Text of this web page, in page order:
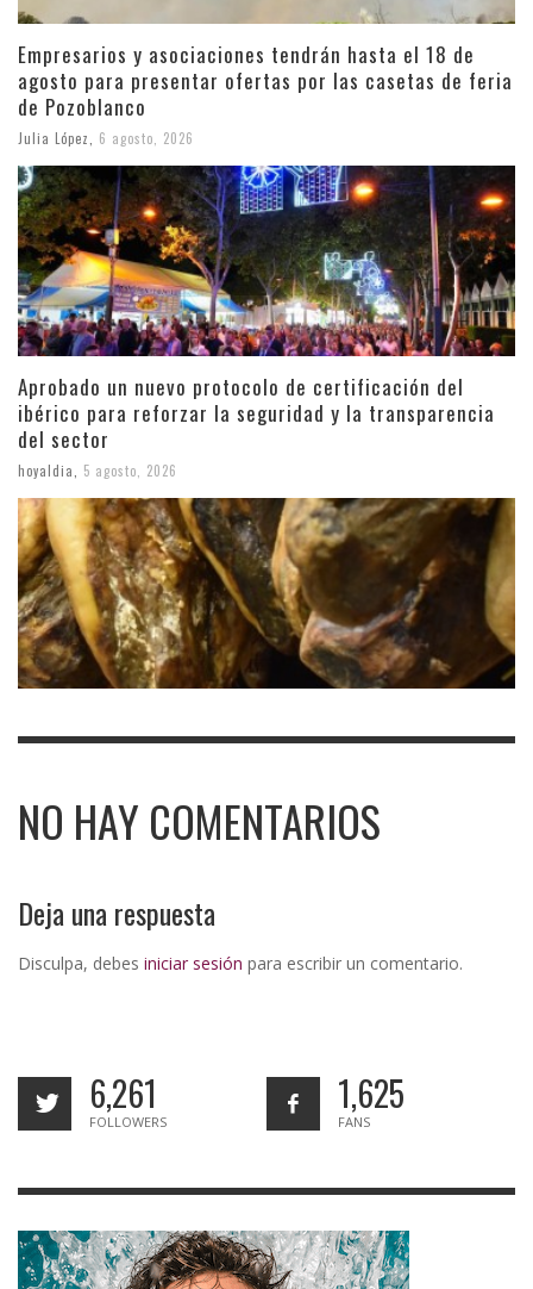
Empresarios y asociaciones tendrán hasta el 18 de
agosto para presentar ofertas por las casetas de feria
de Pozoblanco
Julia López 6 agosto, 2026
Aprobado un nuevo protocolo de certificación del
ibérico para reforzar la seguridad y la transparencia
del sector
hoyaldia 5 agosto, 2026
NO HAY COMENTARIOS
Deja una respuesta
Disculpa, debes iniciar sesión para escribir un comentario.
6,261
FOLLOWERS
1,625
FANS